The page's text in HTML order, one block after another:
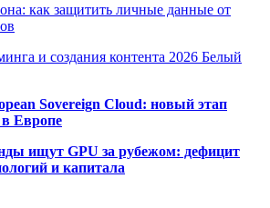
как защитить личные данные от
и создания контента 2026 Белый
Sovereign Cloud: новый этап
в Европе
ищут GPU за рубежом: дефицит
и капитала